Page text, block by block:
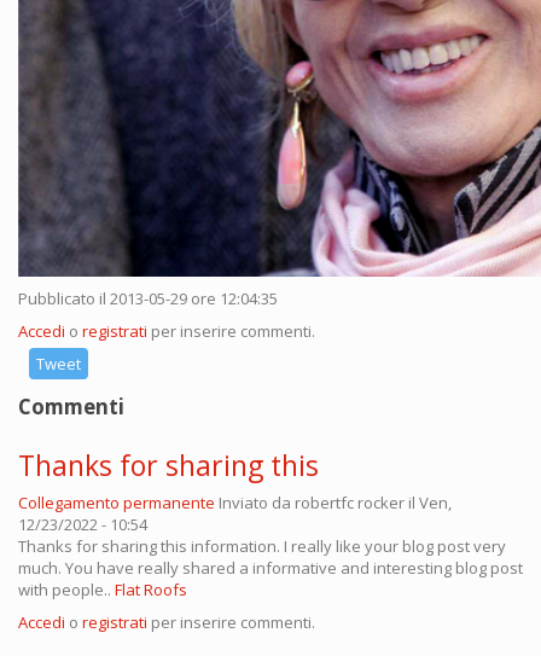
Pubblicato il 2013-05-29 ore 12:04:35
Accedi o registrati per inserire commenti.
Tweet
Commenti
Thanks for sharing this
Collegamento permanente Inviato da robertfc rocker il Ven,
12/23/2022 - 10:54
Thanks for sharing this information. I really like your blog post very
much. You have really shared a informative and interesting blog post
with people.. Flat Roofs
Accedi o registrati per inserire commenti.